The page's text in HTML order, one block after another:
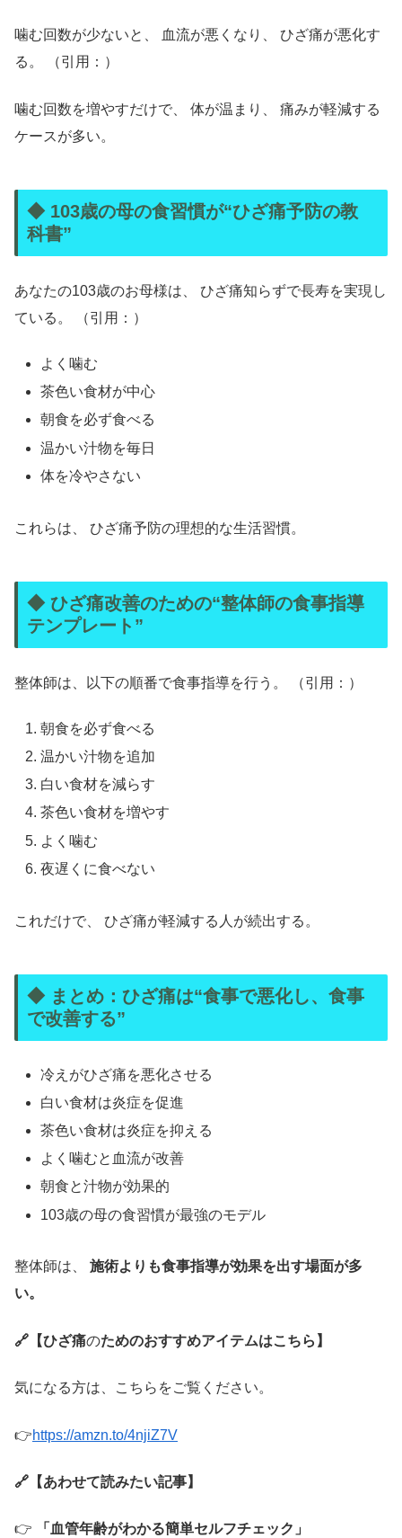
噛む回数が少ないと、 血流が悪くなり、 ひざ痛が悪化す
る。 （引用：）
噛む回数を増やすだけで、 体が温まり、 痛みが軽減する
ケースが多い。
◆ 103歳の母の食習慣が“ひざ痛予防の教
科書”
あなたの103歳のお母様は、 ひざ痛知らずで長寿を実現し
ている。 （引用：）
よく噛む
茶色い食材が中心
朝食を必ず食べる
温かい汁物を毎日
体を冷やさない
これらは、 ひざ痛予防の理想的な生活習慣。
◆ ひざ痛改善のための“整体師の食事指導
テンプレート”
整体師は、以下の順番で食事指導を行う。 （引用：）
朝食を必ず食べる
温かい汁物を追加
白い食材を減らす
茶色い食材を増やす
よく噛む
夜遅くに食べない
これだけで、 ひざ痛が軽減する人が続出する。
◆ まとめ：ひざ痛は“食事で悪化し、食事
で改善する”
冷えがひざ痛を悪化させる
白い食材は炎症を促進
茶色い食材は炎症を抑える
よく噛むと血流が改善
朝食と汁物が効果的
103歳の母の食習慣が最強のモデル
整体師は、 施術よりも食事指導が効果を出す場面が多
い。
🔗【ひざ痛のためのおすすめアイテムはこちら】
気になる方は、こちらをご覧ください。
👉https://amzn.to/4njiZ7V
🔗 【あわせて読みたい記事】
👉
「血管年齢がわかる簡単セルフチェック」